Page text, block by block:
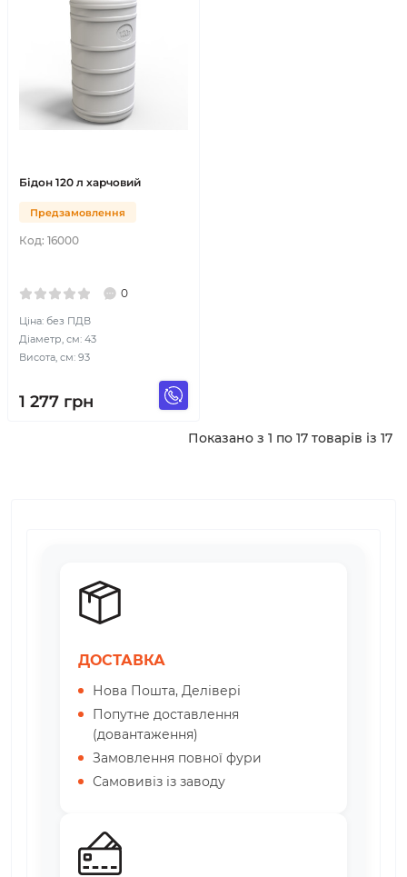
Бідон 120 л харчовий
Код: 16000
Предзамовлення
0
Ціна: без ПДВ
Діаметр, см: 43
Висота, см: 93
1 277 грн
Показано з 1 по 17 товарів із 17
ДОСТАВКА
Нова Пошта, Делівері
Попутне доставлення
(довантаження)
Замовлення повної фури
Самовивіз із заводу